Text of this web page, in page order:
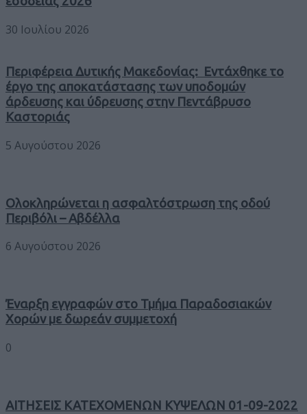
30 Ιουλίου 2026
Περιφέρεια Δυτικής Μακεδονίας: Εντάχθηκε το
έργο της αποκατάστασης των υποδομών
άρδευσης και ύδρευσης στην Πεντάβρυσο
Καστοριάς
5 Αυγούστου 2026
Ολοκληρώνεται η ασφαλτόστρωση της οδού
Περιβόλι – Αβδέλλα
6 Αυγούστου 2026
Έναρξη εγγραφών στο Τμήμα Παραδοσιακών
Χορών με δωρεάν συμμετοχή
0
ΑΙΤΗΣΕΙΣ ΚΑΤΕΧΟΜΕΝΩΝ ΚΥΨΕΛΩΝ 01-09-2022